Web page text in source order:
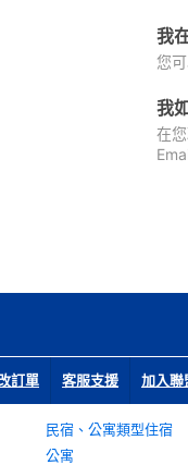
我
您
我
在
訂單 客服支援 加入聯
民宿、公寓類型住宿
公寓